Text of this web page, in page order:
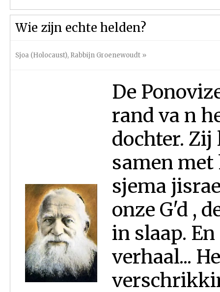
Wie zijn echte helden?
Sjoa (Holocaust), Rabbijn Groenewoudt »
De
rand va n
dochter. Zij
samen met
sjema
onze G'd ,
in slaap.
verhaal...